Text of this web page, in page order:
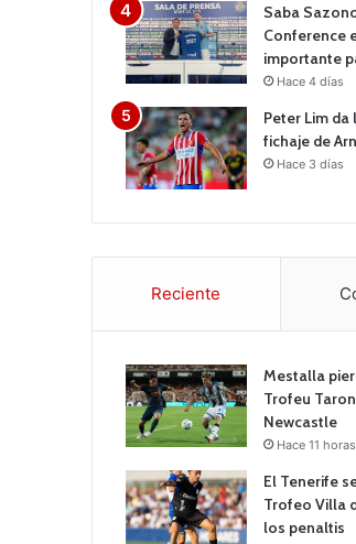
Saba
Conference
importante
Hace 4 días
Peter Lim
fichaje de
Hace 3 días
Reciente
Mestalla
Trofeu
Newcastle
Hace 11 horas
El Tenerife
Trofeo Villa
los penaltis